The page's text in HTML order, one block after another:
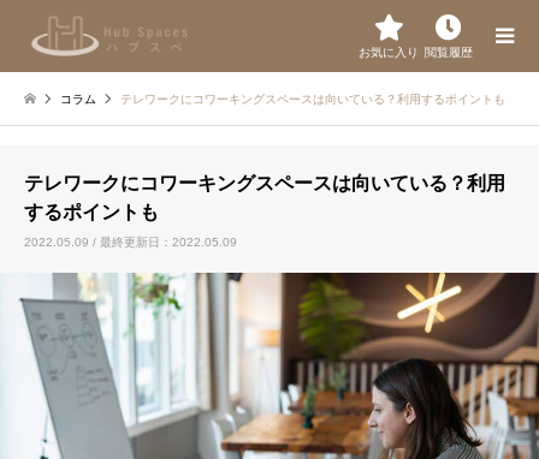
お気に入り 閲覧履歴
コラム テレワークにコワーキングスペースは向いている？利用するポイントも
テレワークにコワーキングスペースは向いている？利用
するポイントも
2022.05.09 / 最終更新日：2022.05.09